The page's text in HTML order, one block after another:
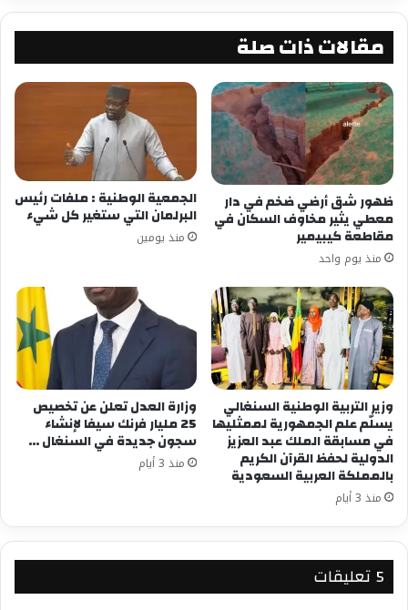
مقالات ذات صلة
ظهور شق أرضي ضخم في دار
معطي يثير مخاوف السكان في
مقاطعة كيبيمير
منذ يوم واحد
الجمعية الوطنية : ملفات رئيس
البرلمان التي ستغير كل شيء
منذ يومين
وزير التربية الوطنية السنغالي
يسلّم علم الجمهورية لممثليها
في مسابقة الملك عبد العزيز
الدولية لحفظ القرآن الكريم
بالمملكة العربية السعودية
منذ 3 أيام
وزارة العدل تعلن عن تخصيص
25 مليار فرنك سيفا لإنشاء
سجون جديدة في السنغال …
منذ 3 أيام
‫5 تعليقات